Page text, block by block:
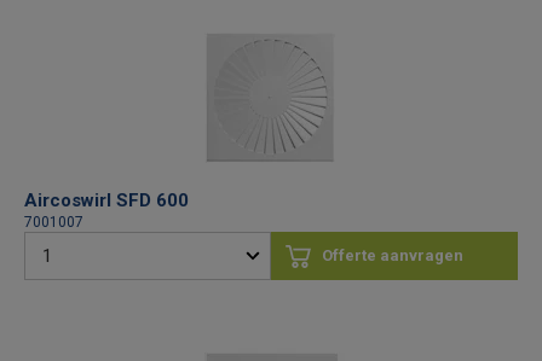
Aircoswirl SFD 600
7001007
Offerte aanvragen